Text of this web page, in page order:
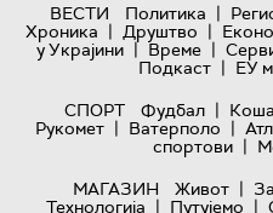
ВЕСТИ Политика |
Хроника | Друштво |
у Украјини | Време |
Подкаст | ЕУ
СПОРТ
Фудбал |
Рукомет | Ватерполо |
спортови |
МАГАЗИН
Живот |
Технологијa | Путујемо |